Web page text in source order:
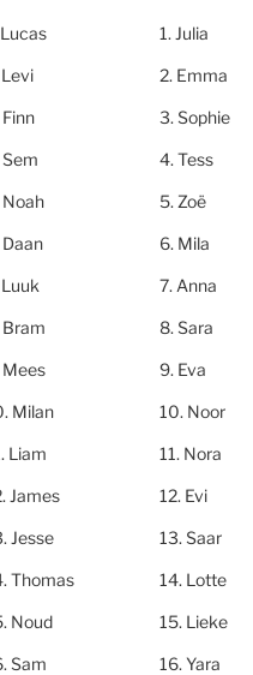
Lucas
Levi
Finn
Sem
Noah
Daan
Luuk
Bram
Mees
Milan
Liam
James
Jesse
Thomas
Noud
Sam
Julia
Emma
Sophie
Tess
Zoë
Mila
Anna
Sara
Eva
Noor
Nora
Evi
Saar
Lotte
Lieke
Yara